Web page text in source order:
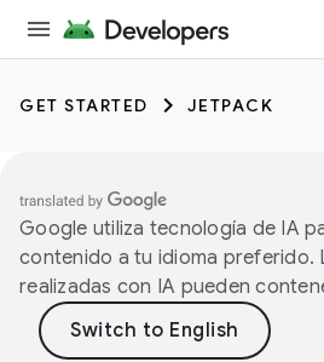
GET STARTED JETPACK
Google utiliza tecnología de IA
contenido a tu idioma preferido.
realizadas con IA pueden